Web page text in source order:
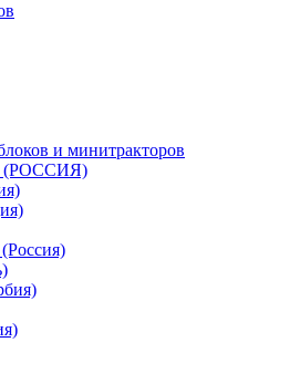
и минитракторов
(РОССИЯ)